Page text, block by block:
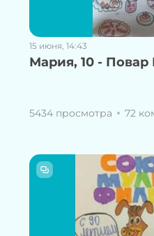
15 июня, 14:43
Мария, 10 -
5434 просмотра 72